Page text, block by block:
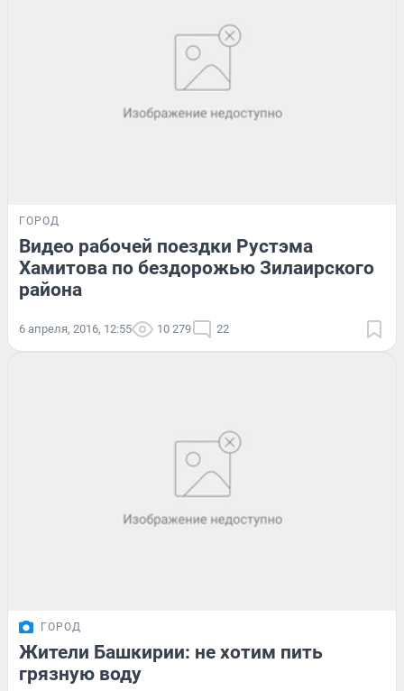
ГОРОД
Видео рабочей поездки Рустэма
Хамитова по бездорожью Зилаирского
района
6 апреля, 2016, 12:55 10 279 22
ГОРОД
Жители Башкирии: не хотим пить
грязную воду